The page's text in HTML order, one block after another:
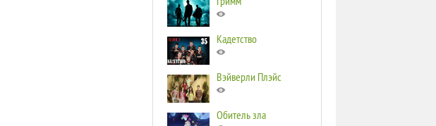
Кадетство
Вэйверли Плэйс
Обитель зла